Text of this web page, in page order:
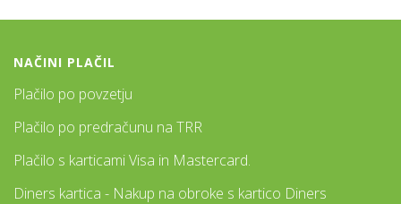
NAČINI PLAČIL
Plačilo po povzetju
Plačilo po predračunu na TRR
Plačilo s karticami Visa in Mastercard.
Diners kartica - Nakup na obroke s kartico Diners